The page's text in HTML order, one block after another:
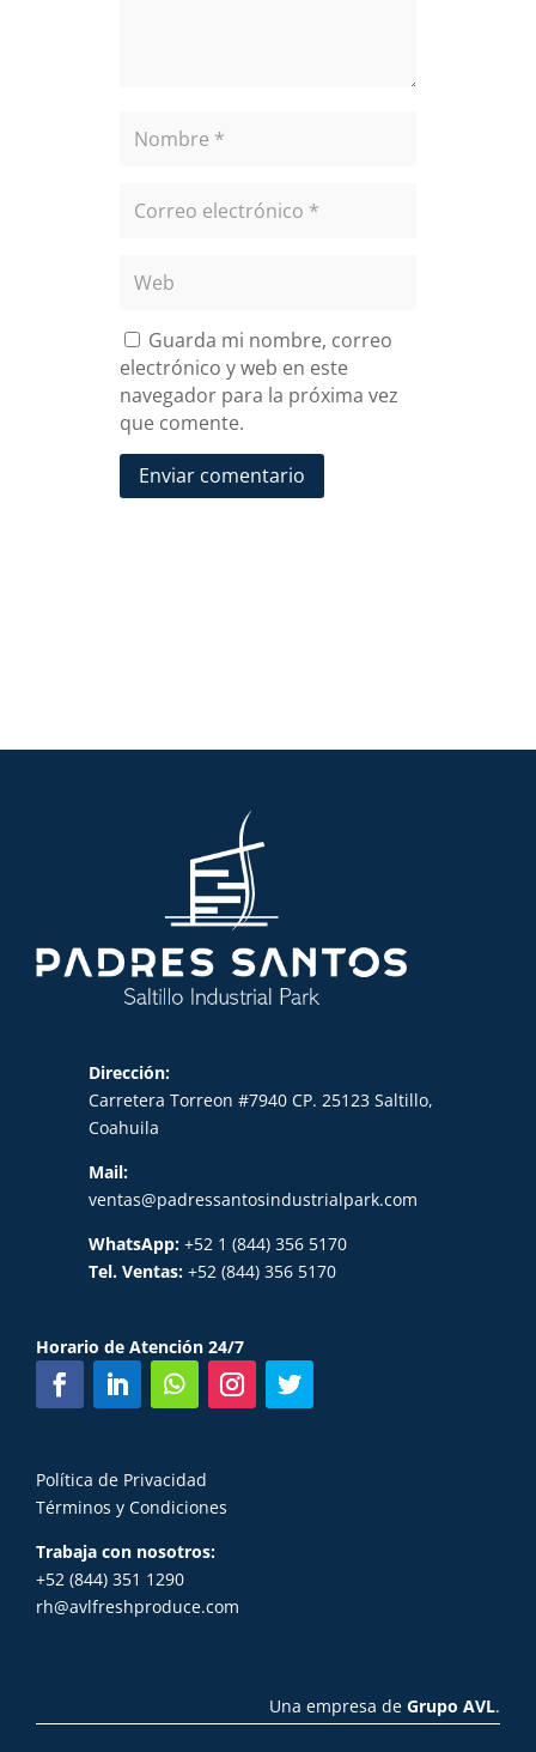
Guarda mi nombre, correo
electrónico y web en este
navegador para la próxima vez
que comente.
Enviar comentario
Dirección:
Carretera Torreon #7940 CP. 25123 Saltillo,
Coahuila
Mail:
ventas@padressantosindustrialpark.com
WhatsApp: +52 1 (844) 356 5170
Tel. Ventas: +52 (844) 356 5170
Horario de Atención 24/7
Política de Privacidad
Términos y Condiciones
Trabaja con nosotros:
+52 (844) 351 1290
rh@avlfreshproduce.com
Una empresa de Grupo AVL.